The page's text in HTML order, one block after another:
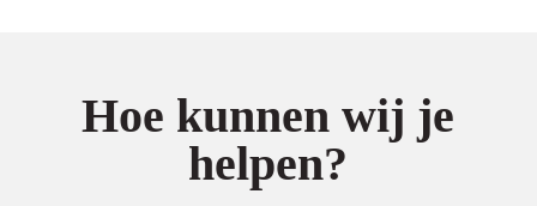
Hoe kunnen wij je
helpen?